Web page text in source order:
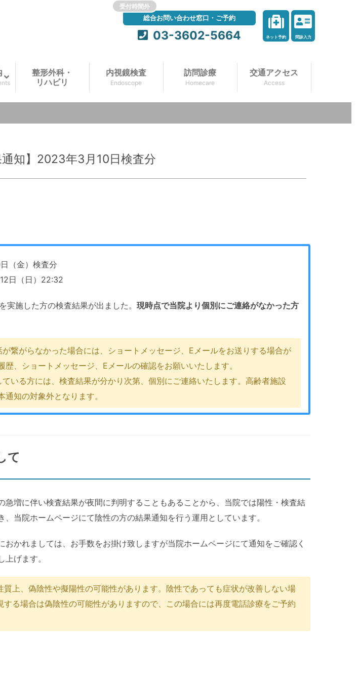
整形外科・
リハビリ
内視鏡検査
Endoscope
訪問診療
Homecare
交通アクセス
Access
受付時間外
総合お問い合わせ窓口・ご予約
03-3602-5664 ネット予約 問診入力
通知】2023年3月10日検査分
（金）検査分
日（日）22:32
実施した方の検査結果が出ました。 現時点で当院より個別にご連絡がなかった方
繋がらなかった場合には、ショートメッセージ、Eメールをお送りする場合が
歴、ショートメッセージ、Eメールの確認をお願いいたします。
いる方には、検査結果が分かり次第、個別にご連絡いたします。高齢者施設
通知の対象外となります。
て
急増に伴い検査結果が夜間に判明することもあることから、当院では陽性・検査結
、当院ホームページにて陰性の方の結果通知を行う運用としています。
おかれましては、お手数をお掛け致しますが当院ホームページにて通知をご確認く
げます。
質上、偽陰性や擬陽性の可能性があります。陰性であっても症状が改善しない場
する場合は偽陰性の可能性がありますので、この場合には再度電話診療をご予約